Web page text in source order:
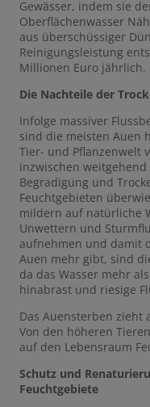
Gewässer, indem sie
Oberflächenwasser
aus überschüssiger
Reinigungsleistung
Millionen Euro jährlich.
Die Nachteile der
Infolge massiver
sind die meisten Auen
Tier- und Pflanzenwelt
inzwischen
Begradigung und
Feuchtgebieten
mildern auf natürliche
Unwettern und
aufnehmen und damit
Auen mehr gibt, sind
da das Wasser mehr
hinabrast und riesige
Das Auensterben zieht
Von den höheren
auf den Lebensraum
Schutz und
Feuchtgebiete